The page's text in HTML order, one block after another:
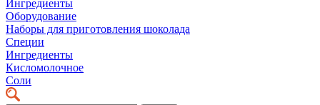
Ингредиенты
Оборудование
Наборы для приготовления шоколада
Специи
Ингредиенты
Кисломолочное
Соли